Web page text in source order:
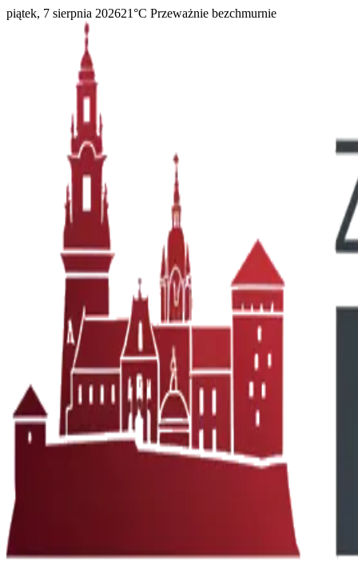
piątek, 7 sierpnia 202621°C Przeważnie bezchmurnie